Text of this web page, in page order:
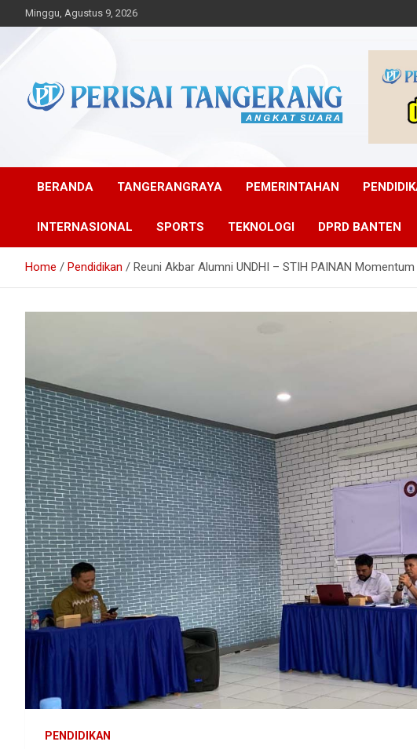
to
Minggu, Agustus 9, 2026
Angkat Suara
BERANDA TANGERANGRAYA PEMERINTAHAN
INTERNASIONAL SPORTS TEKNOLOGI DPRD BANTEN
Home Pendidikan Reuni Akbar Alumni UNDHI – STIH PAINAN
PENDIDIKAN